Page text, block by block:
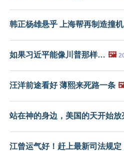
韩正杨雄悬乎 上海帮再制造撞机
如果习近平能像川普那样… 🖼️
汪洋前途看好 薄熙来死路一条
站在神的身边，美国的天开始放
江曾运气好！赶上最新司法规定